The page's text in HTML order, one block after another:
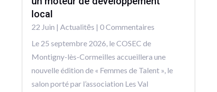
local
22 Juin | Actualitēs | 0 Commentaires
Le 25 septembre 2026, le COSEC de
Montigny-lès-Cormeilles accueillera une
nouvelle édition de « Femmes de Talent », le
salon porté par l’association Les Val